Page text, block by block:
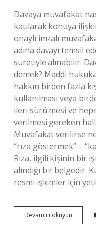
Davaya muvafakat
katılarak konuya
onaylı imzalı
adına davayı temsil
suretiyle alınabilir.
demek? Maddi
hakkın birden fazla
kullanılması veya
ileri sürülmesi ve
verilmesi gereken
Muvafakat verilirse
“rıza göstermek” –
Rıza, ilgili kişinin bir
alındığı bir belgedir.
resmi işlemler için
Devamını okuyun
Muvafakat